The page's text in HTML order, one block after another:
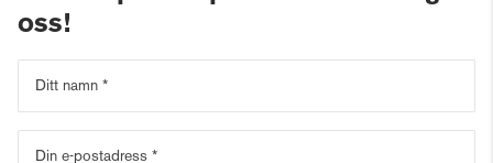
oss!
Ditt namn
Din e-postadress